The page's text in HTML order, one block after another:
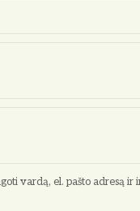
vardą, el. pašto adresą